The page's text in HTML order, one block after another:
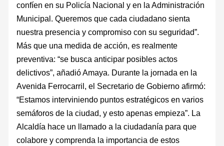
confíen en su Policía Nacional y en la Administración
Municipal. Queremos que cada ciudadano sienta
nuestra presencia y compromiso con su seguridad”.
Más que una medida de acción, es realmente
preventiva: “se busca anticipar posibles actos
delictivos”, añadió Amaya. Durante la jornada en la
Avenida Ferrocarril, el Secretario de Gobierno afirmó:
“Estamos interviniendo puntos estratégicos en varios
semáforos de la ciudad, y esto apenas empieza”. La
Alcaldía hace un llamado a la ciudadanía para que
colabore y comprenda la importancia de estos